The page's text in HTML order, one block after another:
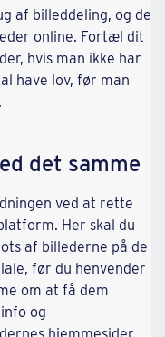
af billeddeling, og de
online. Fortæl dit
hvis man ikke har
have lov, før man
det samme
ved at rette
Her skal du
af billederne på de
før du henvender
om at få dem
og